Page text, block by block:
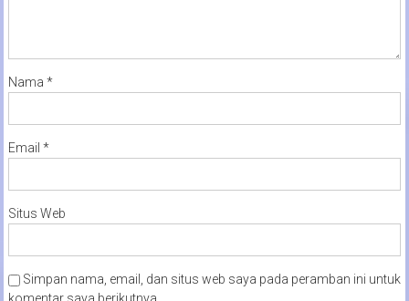
Nama *
Email *
Situs Web
Simpan nama, email, dan situs web saya pada peramban ini untuk